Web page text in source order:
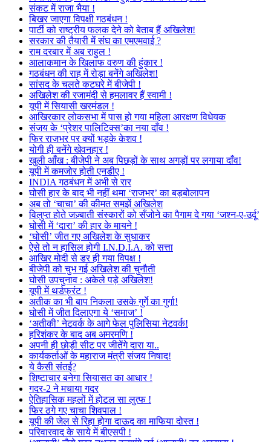
संकट में राजा भैया !
बिखर जाएगा विपक्षी गठबंधन !
पार्टी को राष्ट्रीय फलक देने को बेताब हैं अखिलेश!
सरकार की तैयारी में संघ का एमएमवाई ?
राम दरबार में अब राहुल !
आलाकमान के खिलाफ वरुण की हुंकार !
गठबंधन की राह में रोड़ा बनेंगे अखिलेश!
सांसद के चलते कटघरे में बीजेपी !
अखिलेश की रजामंदी से हमलावर हैं स्वामी !
यूपी में सियासी खरमंडल !
आखिरकार लोकसभा में पास हो गया महिला आरक्षण विधेयक
संजय के ‘प्रेशर पालिटिक्स’का नया दाँव !
फिर राजभर पर क्यों भड़के केशव !
योगी ही बनेंगे खेवनहार !
खुली आँख : बीजेपी ने अब पिछड़ों के साथ अगड़ों पर लगाया दाँव!
यूपी में कमजोर होती एनडीए !
INDIA गठबंधन में अभी से रार
घोसी हार के बाद भी नहीं थमा ‘राजभर’ का बड़बोलापन
अब तो ‘चाचा’ की कीमत समझें अखिलेश
विलुप्त होते जज़्बाती संस्कारों को सँजोने का पैगाम दे गया ‘जश्न-ए-उर्दू’
घोसी में ‘दारा’ की हार के मायने !
‘घोसी’ जीत गए अखिलेश के सुधाकर
ऐसे तो न हासिल होगी I.N.D.I.A. को सत्ता
आखिर मोदी से डर ही गया विपक्ष !
बीजेपी को चुभ गई अखिलेश की चुनौती
घोसी उपचुनाव : अकेले पड़े अखिलेश!
यूपी में थर्डफ्रंट !
अतीक का भी बाप निकला उसके गुर्गे का गुर्गा!
घोसी में जीत दिलाएगा ये ‘समाज’ !
‘अतीकी’ नेटवर्क के आगे फेल पुलिसिया नेटवर्क!
हरिशंकर के बाद अब अमरमणि !
अपनी ही छोड़ी सीट पर जीतेंगे दारा या..
कार्यकर्ताओं के महाराज मंत्री संजय निषाद!
ये कैसी संतई?
शिष्टाचार बनेगा सियासत का आधार !
गदर-2 ने मचाया गदर
ऐतिहासिक महलों में होटल सा लुत्फ !
फिर ठगे गए चाचा शिवपाल !
यूपी की जेल से रिहा होगा दाऊद का माफिया दोस्त !
परिवारवाद के साये में बीएसपी !